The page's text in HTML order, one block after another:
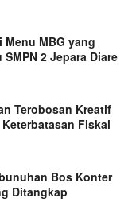
MBG yang
2 Jepara Diare
Terobosan Kreatif
Fiskal
Bos Konter
Ditangkap